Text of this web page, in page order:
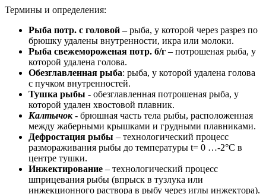
Термины и определения:
Рыба потр. с головой –рыба, у которой через разрез по
брюшку удалены внутренности, икра или молоки.
Рыба свежемороженая потр. б/г – потрошеная рыба, у
которой удалена голова.
Обезглавленная рыба: рыба, у которой удалена голова
с пучком внутренностей.
Тушка рыбы - обезглавленная потрошеная рыба, у
которой удален хвостовой плавник.
Калтычок- брюшная часть тела рыбы, расположенная
между жаберными крышками и грудными плавниками.
Дефростация рыбы – технологический процесс
размораживания рыбы до температуры t= 0 …-2°С в
центре тушки.
Инжектирование – технологический процесс
шприцевания рыбы (впрыск в тузлука или
инжекционного раствора в рыбу через иглы инжектора).